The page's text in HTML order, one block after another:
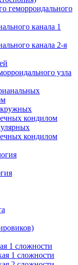
геморроидального
канала 1
канала 2-я
узла
кондилом
кондилом
1 сложности
1 сложности